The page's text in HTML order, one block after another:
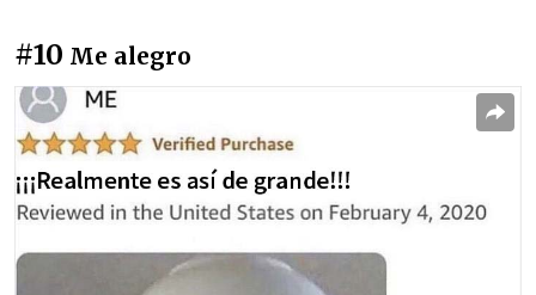
#10 Me alegro